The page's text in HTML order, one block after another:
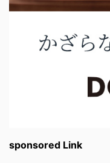
sponsored Link